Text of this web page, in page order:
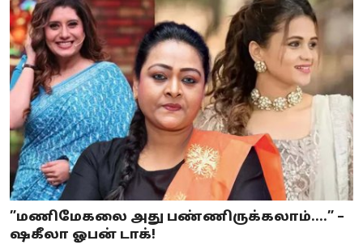
”மணிமேகலை அது பண்ணிருக்கலாம்....” –
ஷகீலா ஓபன் டாக்!